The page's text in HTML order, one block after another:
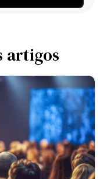
artigos